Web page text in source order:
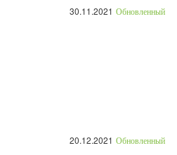
30.11.2021 Обновленный
20.12.2021 Обновленный